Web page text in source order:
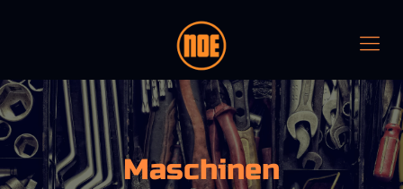
Maschinen